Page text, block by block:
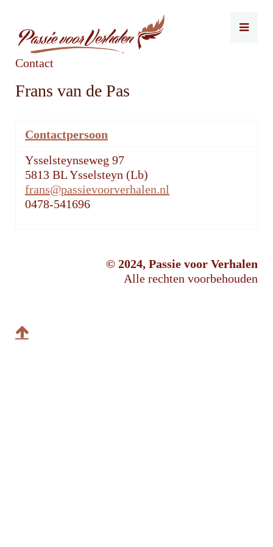
Contact
Frans van de Pas
Contactpersoon
Ysselsteynseweg 97
5813 BL Ysselsteyn (Lb)
frans@passievoorverhalen.nl
0478-541696
© 2024, Passie voor Verhalen
Alle rechten voorbehouden